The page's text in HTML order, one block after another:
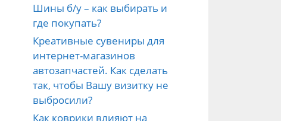
Шины б/у – как выбирать и
где покупать?
Креативные сувениры для
интернет-магазинов
автозапчастей. Как сделать
так, чтобы Вашу визитку не
выбросили?
Как коврики влияют на